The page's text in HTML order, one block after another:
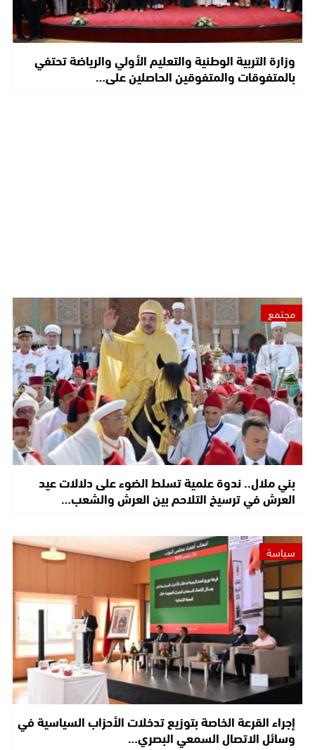
وزارة التربية الوطنية والتعليم الأولي والرياضة تحتفي
بالمتفوقات والمتفوقين الحاصلين على…
مجتمع
بني ملال.. ندوة علمية تسلط الضوء على دلالات عيد
العرش في ترسيخ التلاحم بين العرش والشعب…
سياسة
إجراء القرعة الخاصة بتوزيع تدخلات الأحزاب السياسية في
وسائل الاتصال السمعي البصري…